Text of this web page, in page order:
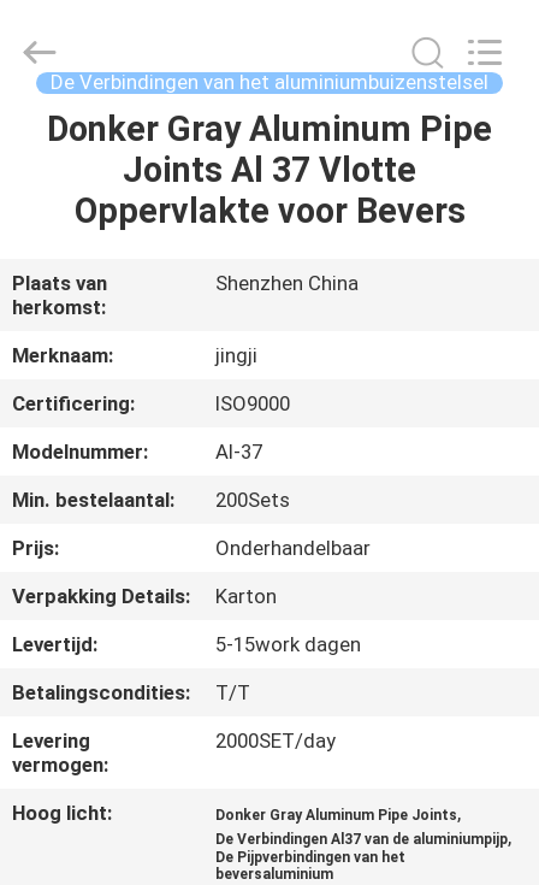
HUIS
PRODUCTEN
OVER
ONS
FABRIEKSTOCHT
NEEM
CONTACT
MET
ONS
EEN
Technology
De Verbindingen van het aluminiumbuizenstelsel
Donker Gray Aluminum Pipe
Joints Al 37 Vlotte
Oppervlakte voor Bevers
Plaats van
herkomst:
Shenzhen China
Merknaam:
jingji
Certificering:
ISO9000
Modelnummer:
Al-37
Min. bestelaantal:
200Sets
Prijs:
Onderhandelbaar
Verpakking Details:
Karton
Levertijd:
5-15work dagen
Betalingscondities:
T/T
Levering
vermogen:
2000SET/day
Hoog licht: Donker Gray Aluminum Pipe Joints,
De Verbindingen Al37 van de aluminiumpijp,
De Pijpverbindingen van het
beversaluminium